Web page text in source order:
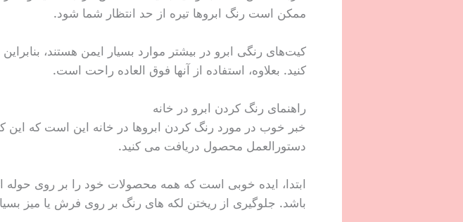
ممکن است رنگ ابروها تیره از حد انتظار شما شود.
کیت‌های رنگی ابرو در بیشتر موارد بسیار ایمن هستند،
کنید. بعلاوه، استفاده از آنها فوق العاده راحت است.
راهنمای رنگ کردن ابرو در خانه
خبر خوب در مورد رنگ کردن ابروها در خانه این است که این
دستورالعمل محصول دریافت می کنید.
ابتدا، ایده خوبی است که همه محصولات خود را بر روی
باشد. جلوگیری از ریختن لکه های رنگ بر روی فرش یا میز